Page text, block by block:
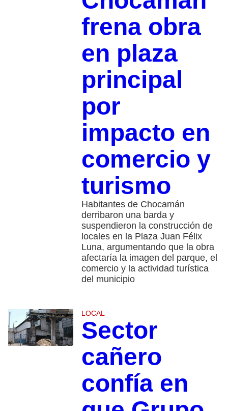
frena obra
en plaza
principal
por
impacto en
comercio y
turismo
Habitantes de Chocamán
derribaron una barda y
suspendieron la construcción de
locales en la Plaza Juan Félix
Luna, argumentando que la obra
afectaría la imagen del parque, el
comercio y la actividad turística
del municipio
LOCAL
Sector
cañero
confía en